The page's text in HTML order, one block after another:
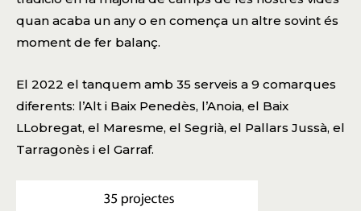
quan acaba un any o en comença un altre sovint és
moment de fer balanç.
El 2022 el tanquem amb 35 serveis a 9 comarques
diferents: l’Alt i Baix Penedès, l’Anoia, el Baix
LLobregat, el Maresme, el Segrià, el Pallars Jussà, el
Tarragonès i el Garraf.